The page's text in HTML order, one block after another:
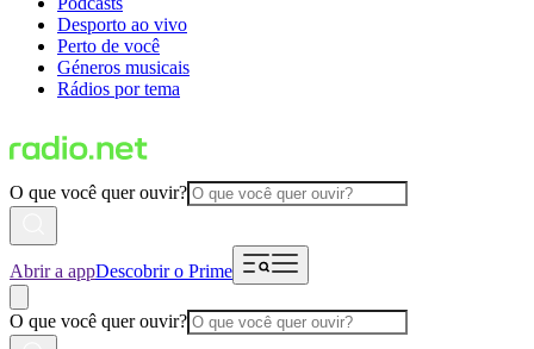
Desporto ao vivo
Perto de você
Géneros musicais
Rádios por tema
O que você quer ouvir?
Abrir a appDescobrir o Prime
O que você quer ouvir?